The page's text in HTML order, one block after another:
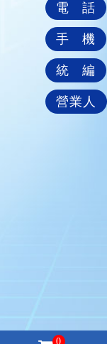
0
電 話
手 機
統 編
營業人